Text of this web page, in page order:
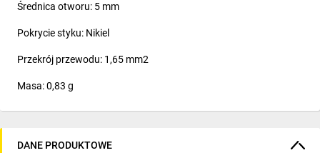
Średnica otworu: 5 mm
Pokrycie styku: Nikiel
Przekrój przewodu: 1,65 mm2
Masa: 0,83 g
DANE PRODUKTOWE